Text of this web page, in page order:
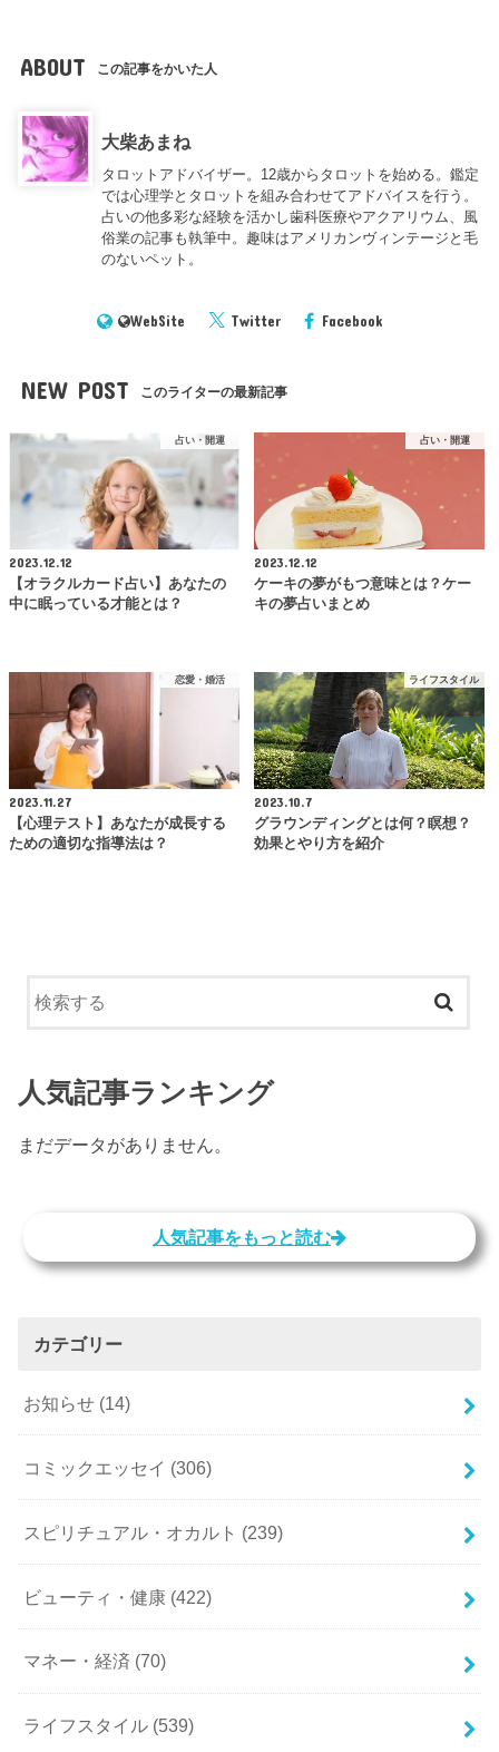
ABOUT この記事をかいた人
大柴あまね
タロットアドバイザー。12歳からタロットを始める。鑑定
では心理学とタロットを組み合わせてアドバイスを行う。
占いの他多彩な経験を活かし歯科医療やアクアリウム、風
俗業の記事も執筆中。趣味はアメリカンヴィンテージと毛
のないペット。
WebSite Twitter Facebook
NEW POST このライターの最新記事
占い・開運
2023.12.12
【オラクルカード占い】あなたの
中に眠っている才能とは？
占い・開運
2023.12.12
ケーキの夢がもつ意味とは？ケー
キの夢占いまとめ
恋愛・婚活
2023.11.27
【心理テスト】あなたが成長する
ための適切な指導法は？
ライフスタイル
2023.10.7
グラウンディングとは何？瞑想？
効果とやり方を紹介
人気記事ランキング
まだデータがありません。
人気記事をもっと読む
カテゴリー
お知らせ (14)
コミックエッセイ (306)
スピリチュアル・オカルト (239)
ビューティ・健康 (422)
マネー・経済 (70)
ライフスタイル (539)